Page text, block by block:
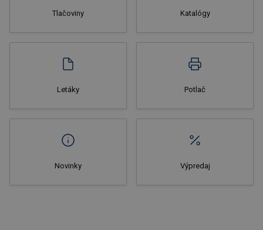
Tlačoviny Katalógy
Letáky Potlač
Novinky Výpredaj